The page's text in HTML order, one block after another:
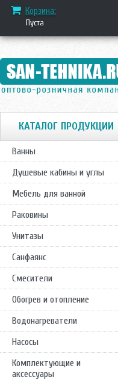
Корзина:
Пуста
КАТАЛОГ ПРОДУКЦИИ
Ванны
Душевые кабины и углы
Мебель для ванной
Раковины
Унитазы
Санфаянс
Смесители
Обогрев и отопление
Водонагреватели
Насосы
Комплектующие и
аксессуары